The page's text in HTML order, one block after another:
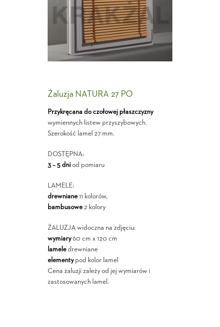
Żaluzja NATURA 27 PO
Przykręcana do czołowej płaszczyzny
wymiennych listew przyszybowych.
Szerokość lamel 27 mm.
DOSTĘPNA:
3 – 5 dniod pomiaru
LAMELE:
drewniane11 kolorów,
bambusowe2 kolory
ŻALUZJA widoczna na zdjęciu:
wymiary60 cm x 120 cm
lameledrewniane
elementypod kolor lamel
Cena żaluzji zależy od jej wymiarów i
zastosowanych lamel.